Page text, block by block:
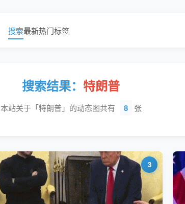
搜索最新热门标签
搜索结果： 特朗普
本站关于「特朗普」的动态图共有 8 张
3